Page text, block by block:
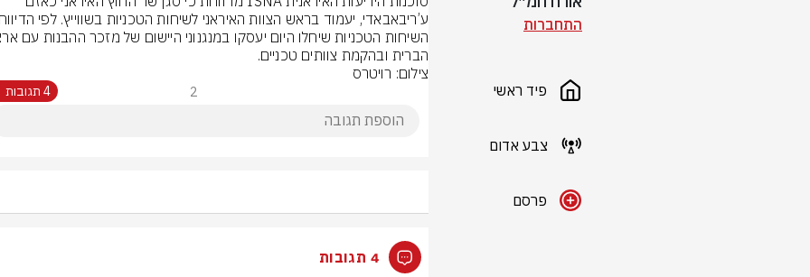
התחברות
פיד ראשי
צבע אדום
פרסם
הברית ובהקמת צוותים טכניים.
צילום: רויטרס
2 4 תגובות
4 תגובות